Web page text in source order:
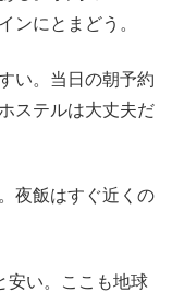
ンにとまどう。
い。当日の朝予約
ステルは大丈夫だ
夜飯はすぐ近くの
安い。ここも地球